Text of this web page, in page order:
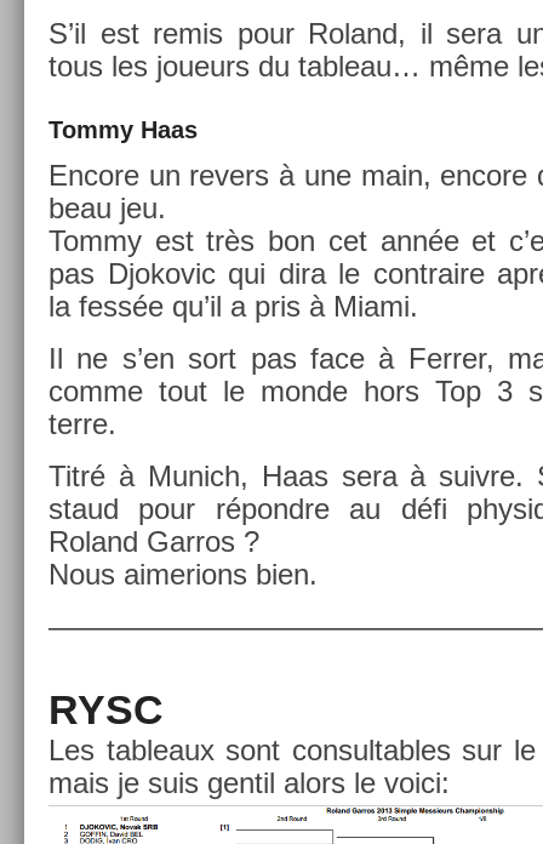
S’il est remis pour Roland, il sera
tous les joueurs du tab­leau… même
Tommy Haas
En­core un re­v­ers à une main, en­core
beau jeu.
Tommy est très bon cet année et
pas Djokovic qui dira le contra­ire
la fessée qu’il a pris à Miami.
Il ne s’en sort pas face à Ferr­er,
comme tout le monde hors Top 3
terre.
Titré à Munich, Haas sera à
staud pour répondre au défi
Roland Gar­ros ?
Nous aimer­ions bien.
RYSC
Les tab­leaux sont con­sult­ables sur
mais je suis gen­til alors le voici: